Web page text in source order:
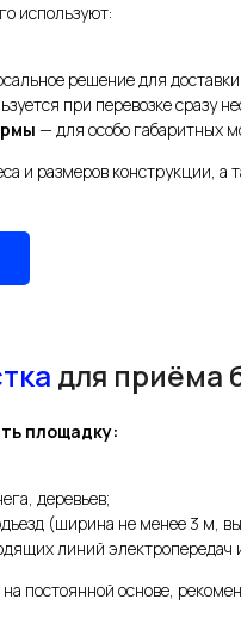
используют:
решение для доставки
при перевозке сразу
— для особо габаритных
и размеров конструкции, а
для приёма
площадку:
деревьев;
(ширина не менее 3 м,
линий
на постоянной основе,